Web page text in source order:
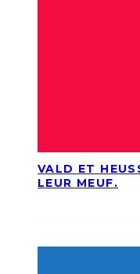
VALD ET
LEUR MEUF.